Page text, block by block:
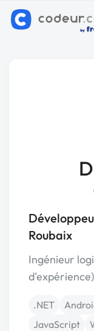
Roubaix
Ingénieur
.NET
JavaScript